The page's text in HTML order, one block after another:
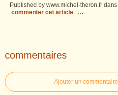
Published by www.michel-theron.fr dans
commenter cet article
…
commentaires
Ajouter un commentaire